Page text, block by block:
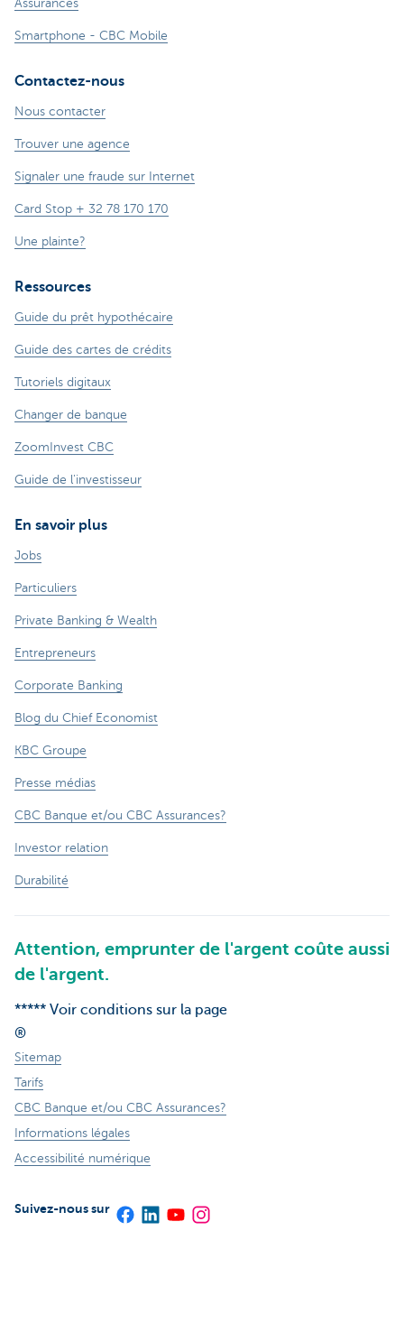
Assurances
Smartphone - CBC Mobile
Contactez-nous
Nous contacter
Trouver une agence
Signaler une fraude sur Internet
Card Stop + 32 78 170 170
Une plainte?
Ressources
Guide du prêt hypothécaire
Guide des cartes de crédits
Tutoriels digitaux
Changer de banque
ZoomInvest CBC
Guide de l'investisseur
En savoir plus
Jobs
Particuliers
Private Banking & Wealth
Entrepreneurs
Corporate Banking
Blog du Chief Economist
KBC Groupe
Presse médias
CBC Banque et/ou CBC Assurances?
Investor relation
Durabilité
Attention, emprunter de l'argent coûte aussi
de l'argent.
***** Voir conditions sur la page
®
Sitemap
Tarifs
CBC Banque et/ou CBC Assurances?
Informations légales
Accessibilité numérique
Suivez-nous sur